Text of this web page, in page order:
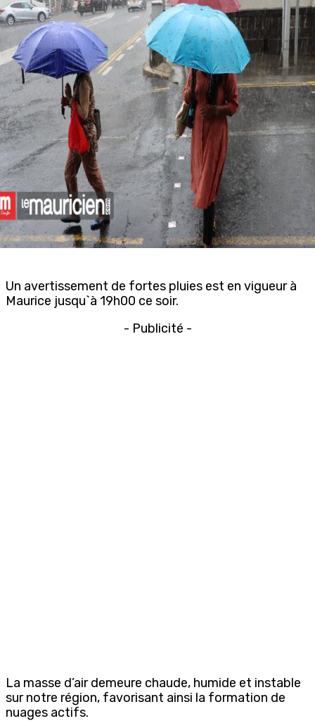
Un avertissement de fortes pluies est en vigueur à
Maurice jusqu`à 19h00 ce soir.
- Publicité -
La masse d’air demeure chaude, humide et instable
sur notre région, favorisant ainsi la formation de
nuages actifs.